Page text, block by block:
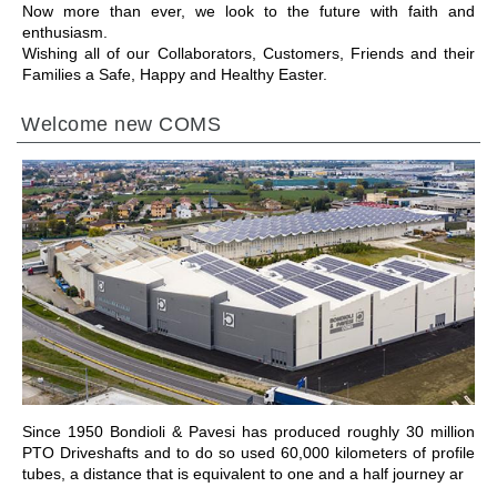
Now more than ever, we look to the future with faith and
enthusiasm.
Wishing all of our Collaborators, Customers, Friends and their
Families a Safe, Happy and Healthy Easter.
Welcome new COMS
Since 1950 Bondioli & Pavesi has produced roughly 30 million
PTO Driveshafts and to do so used 60,000 kilometers of profile
tubes, a distance that is equivalent to one and a half journey ar
ПЕРЕЙТИ В РАЗДЕЛ